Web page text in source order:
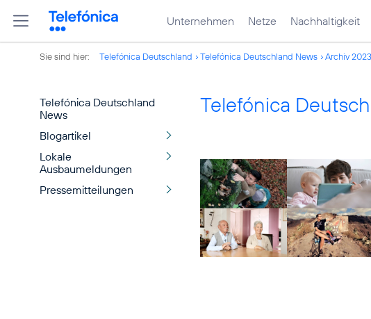
Unternehmen Netze Nachhaltigkeit
Sie sind hier: Telefónica Deutschland Telefónica Deutschland News Archiv 2023
Telefónica Deutschland
News
Blogartikel
Lokale
Ausbaumeldungen
Pressemitteilungen
Telefónica